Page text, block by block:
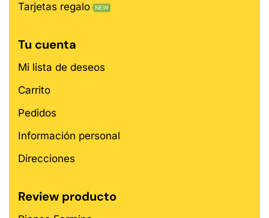
Tarjetas regalo
NEW
Tu cuenta
Mi lista de deseos
Carrito
Pedidos
Información personal
Direcciones
Review producto